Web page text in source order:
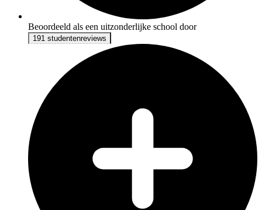
Beoordeeld als een uitzonderlijke school door
191 studentenreviews